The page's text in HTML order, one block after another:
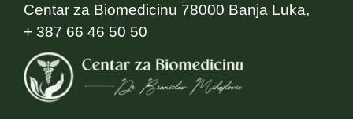
Centar za Biomedicinu 78000 Banja Luka,
+ 387 66 46 50 50